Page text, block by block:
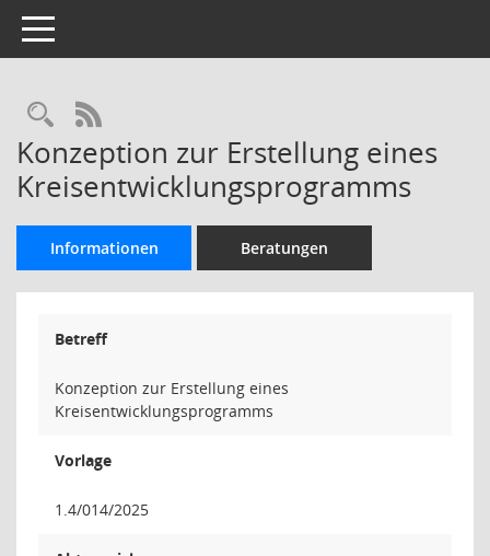
Toggle navigation
Rechercheauswahl
RSS-Feed
Konzeption zur Erstellung eines
Kreisentwicklungsprogramms
Informationen Beratungen
Betreff
Konzeption zur Erstellung eines
Kreisentwicklungsprogramms
Vorlage
1.4/014/2025